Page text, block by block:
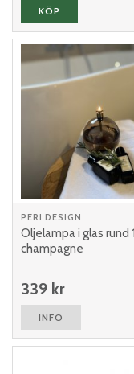
KÖP
PERI DESIGN
Oljelampa i glas rund
champagne
339 kr
INFO